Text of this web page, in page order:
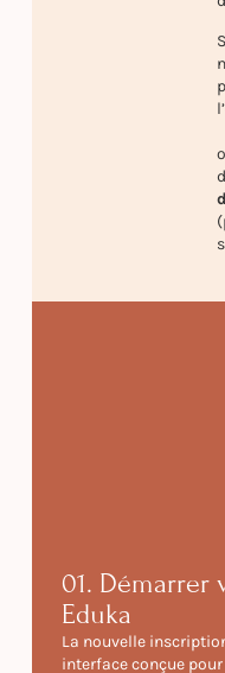
01. Démarrer
Eduka
La nouvelle
interface conçue